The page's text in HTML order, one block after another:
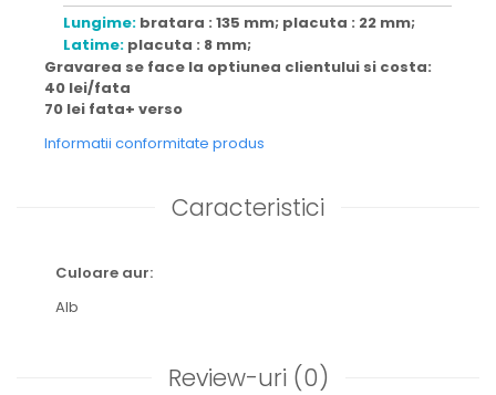
Lungime:bratara : 135 mm; placuta : 22 mm;
Latime:placuta : 8 mm;
Gravarea se face la optiunea clientului si costa:
40 lei/fata
70 lei fata+ verso
Informatii conformitate produs
Caracteristici
Culoare aur:
Alb
Review-uri (0)